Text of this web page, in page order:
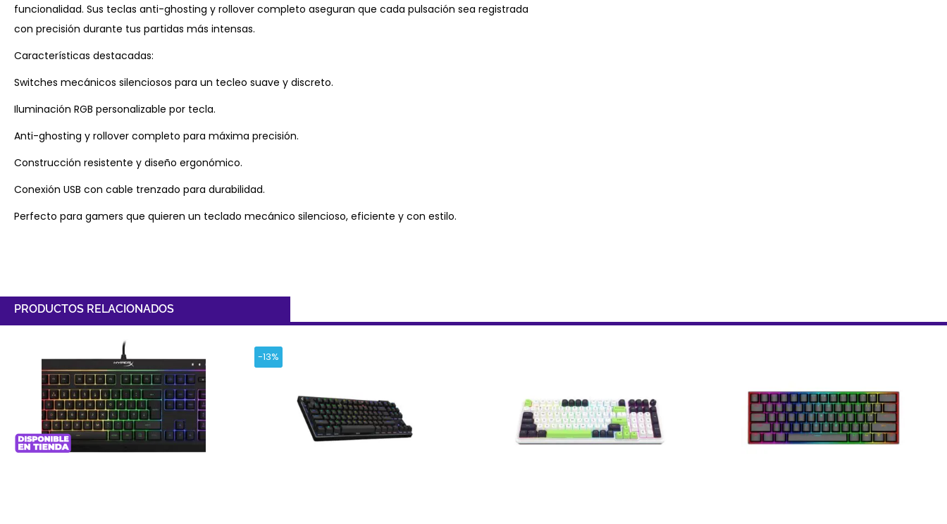
funcionalidad. Sus teclas anti-ghosting y rollover completo aseguran que cada pulsación sea registrada
con precisión durante tus partidas más intensas.
Características destacadas:
Switches mecánicos silenciosos para un tecleo suave y discreto.
Iluminación RGB personalizable por tecla.
Anti-ghosting y rollover completo para máxima precisión.
Construcción resistente y diseño ergonómico.
Conexión USB con cable trenzado para durabilidad.
Perfecto para gamers que quieren un teclado mecánico silencioso, eficiente y con estilo.
PRODUCTOS RELACIONADOS
-13%